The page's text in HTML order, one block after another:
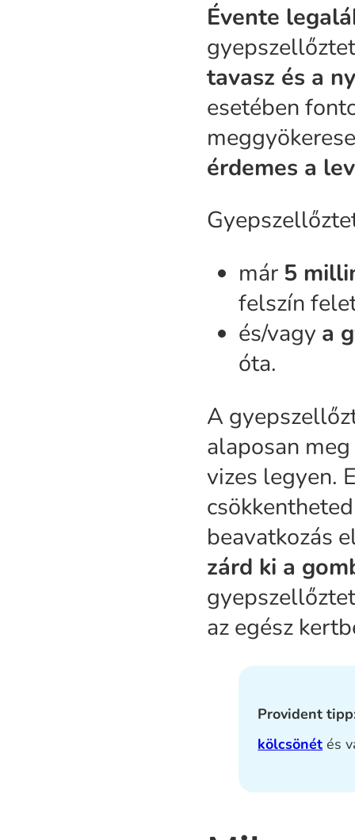
Évente
tavasz és a
esetében
érdemes a
már 5
felszín
és/vagy a
óta.
A
alaposan
vizes legyen.
beavatkozás
zárd ki a
az egész
Provident
kölcsönét és